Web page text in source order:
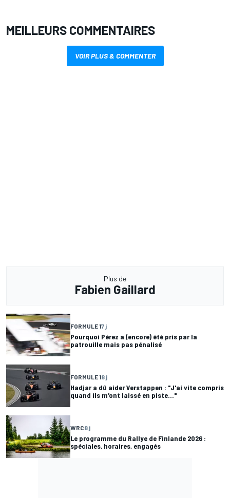
MEILLEURS COMMENTAIRES
VOIR PLUS & COMMENTER
Plus de
Fabien Gaillard
FORMULE 17 j
Pourquoi Pérez a (encore) été pris par la
patrouille mais pas pénalisé
FORMULE 18 j
Hadjar a dû aider Verstappen : "J'ai vite compris
quand ils m'ont laissé en piste..."
WRC8 j
Le programme du Rallye de Finlande 2026 :
spéciales, horaires, engagés